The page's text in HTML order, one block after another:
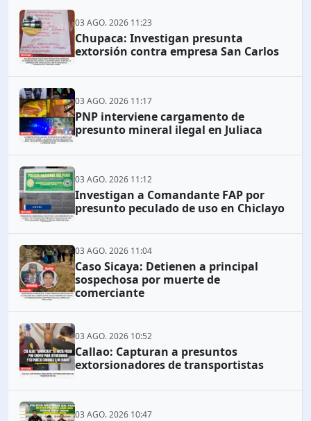
03 AGO. 2026 11:23
Chupaca: Investigan presunta
extorsión contra empresa San Carlos
03 AGO. 2026 11:17
PNP interviene cargamento de
presunto mineral ilegal en Juliaca
03 AGO. 2026 11:12
Investigan a Comandante FAP por
presunto peculado de uso en Chiclayo
03 AGO. 2026 11:04
Caso Sicaya: Detienen a principal
sospechosa por muerte de
comerciante
03 AGO. 2026 10:52
Callao: Capturan a presuntos
extorsionadores de transportistas
03 AGO. 2026 10:47